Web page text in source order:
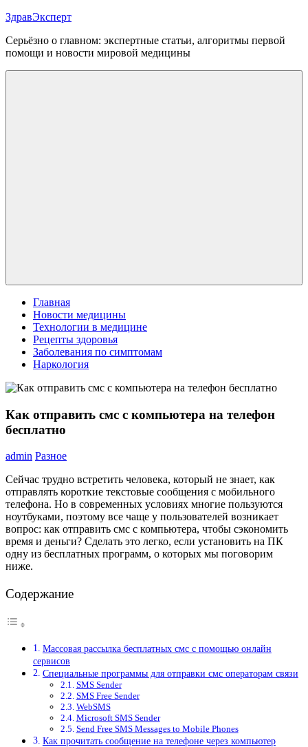
Перейти
содержимому
ЗдравЭксперт
Серьёзно о главном: экспертные статьи, алгоритмы первой
помощи и новости мировой медицины
Главная
Новости медицины
Технологии в медицине
Рецепты здоровья
Заболевания по симптомам
Наркология
Как отправить смс с компьютера на телефон
бесплатно
admin Разное
Сейчас трудно встретить человека, который не знает, как
отправлять короткие текстовые сообщения с мобильного
телефона. Но в современных условиях многие пользуются
ноутбуками, поэтому все чаще у пользователей возникает
вопрос: как отправить смс с компьютера, чтобы сэкономить
время и деньги? Сделать это легко, если установить на ПК
одну из бесплатных программ, о которых мы поговорим
ниже.
Содержание
Массовая рассылка бесплатных смс с помощью онлайн
сервисов
Специальные программы для отправки смс операторам связи
SMS Sender
SMS Free Sender
WebSMS
Microsoft SMS Sender
Send Free SMS Messages to Mobile Phones
Как прочитать сообщение на телефоне через компьютер